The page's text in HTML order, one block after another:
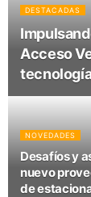
DESTACADAS
Acceso
NOVEDADES
Desafíos y
nuevo
de